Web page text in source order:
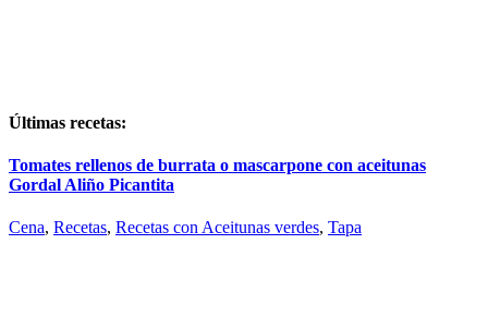
Últimas recetas:
Tomates rellenos de burrata o mascarpone con aceitunas
Gordal Aliño Picantita
Cena, Recetas, Recetas con Aceitunas verdes, Tapa